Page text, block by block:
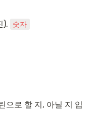
), 숫자
으로 할 지, 아닐 지 입